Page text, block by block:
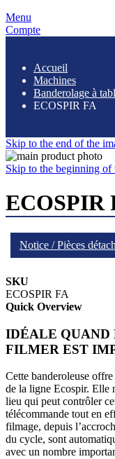
Menu
Compte
Accueil
Machines
Banderolage à
ECOSPIR FA
Skip to the end of the
Skip to the beginning of
ECOSPIR
Notice / Pièces
SKU
ECOSPIR FA
Quick Overview
IDÉALE QUAND
FILMER EST
Cette banderoleuse
de la ligne Ecospir. Elle
lieu qui peut contrôler
télécommande tout en
filmage, depuis
du cycle, sont
avec un nombre